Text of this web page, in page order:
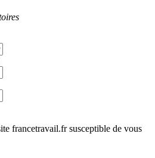
francetravail.fr susceptible de vous